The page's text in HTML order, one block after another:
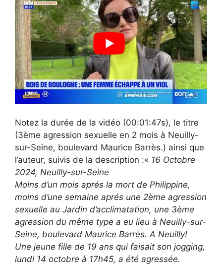
Notez la durée de la vidéo (00:01:47s), le titre
(3ème agression sexuelle en 2 mois à Neuilly-
sur-Seine, boulevard Maurice Barrès.) ainsi que
l’auteur, suivis de la description :« 16 Octobre
2024, Neuilly-sur-Seine
Moins d’un mois aprés la mort de Philippine,
moins d’une semaine aprés une 2ème agression
sexuelle au Jardin d’acclimatation, une 3ème
agression du même type a eu lieu à Neuilly-sur-
Seine, boulevard Maurice Barrès. A Neuilly!
Une jeune fille de 19 ans qui faisait son jogging,
lundi 14 octobre à 17h45, a été agressée.